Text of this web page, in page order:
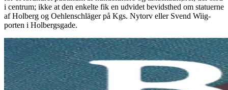
i centrum; ikke at den enkelte fik en udvidet bevidsthed om statuerne
af Holberg og Oehlenschläger på Kgs. Nytorv eller Svend Wiig-
porten i Holbergsgade.